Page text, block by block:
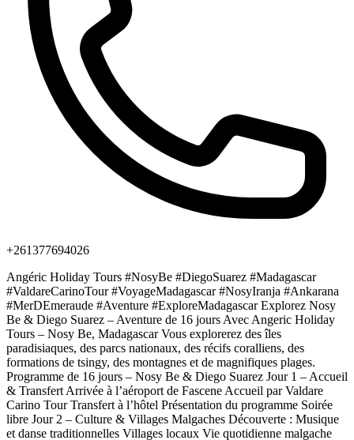
+261377694026
Angéric Holiday Tours #NosyBe #DiegoSuarez #Madagascar
#ValdareCarinoTour #VoyageMadagascar #NosyIranja #Ankarana
#MerDEmeraude #Aventure #ExploreMadagascar Explorez Nosy
Be & Diego Suarez – Aventure de 16 jours Avec Angeric Holiday
Tours – Nosy Be, Madagascar Vous explorerez des îles
paradisiaques, des parcs nationaux, des récifs coralliens, des
formations de tsingy, des montagnes et de magnifiques plages.
Programme de 16 jours – Nosy Be & Diego Suarez Jour 1 – Accueil
& Transfert Arrivée à l’aéroport de Fascene Accueil par Valdare
Carino Tour Transfert à l’hôtel Présentation du programme Soirée
libre Jour 2 – Culture & Villages Malgaches Découverte : Musique
et danse traditionnelles Villages locaux Vie quotidienne malgache